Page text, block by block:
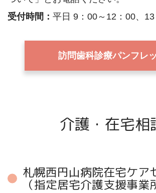
受付時間： 平日 9：00～12：00、
訪問歯科診療パンフレ
介護・在宅相
札幌西円山病院在宅ケア
（指定居宅介護支援事業